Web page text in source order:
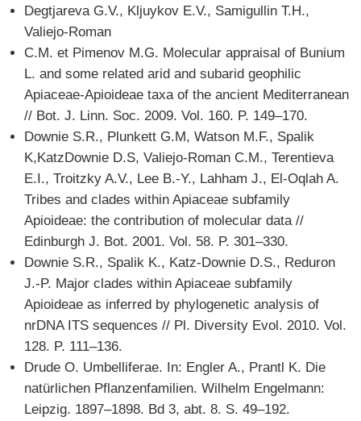
Degtjareva G.V., Kljuykov E.V., Samigullin T.H.,
Valiejo-Roman
C.M. et Pimenov M.G. Molecular appraisal of Bunium
L. and some related arid and subarid geophilic
Apiaceae-Apioideae taxa of the ancient Mediterranean
// Bot. J. Linn. Soc. 2009. Vol. 160. P. 149–170.
Downie S.R., Plunkett G.M, Watson M.F., Spalik
K,KatzDownie D.S, Valiejo-Roman C.M., Terentieva
E.I., Troitzky A.V., Lee B.-Y., Lahham J., El-Oqlah A.
Tribes and clades within Apiaceae subfamily
Apioideae: the contribution of molecular data //
Edinburgh J. Bot. 2001. Vol. 58. P. 301–330.
Downie S.R., Spalik K., Katz-Downie D.S., Reduron
J.-P. Major clades within Apiaceae subfamily
Apioideae as inferred by phylogenetic analysis of
nrDNA ITS sequences // Pl. Diversity Evol. 2010. Vol.
128. P. 111–136.
Drude O. Umbelliferae. In: Engler A., Prantl K. Die
natürlichen Pflanzenfamilien. Wilhelm Engelmann:
Leipzig. 1897–1898. Bd 3, abt. 8. S. 49–192.